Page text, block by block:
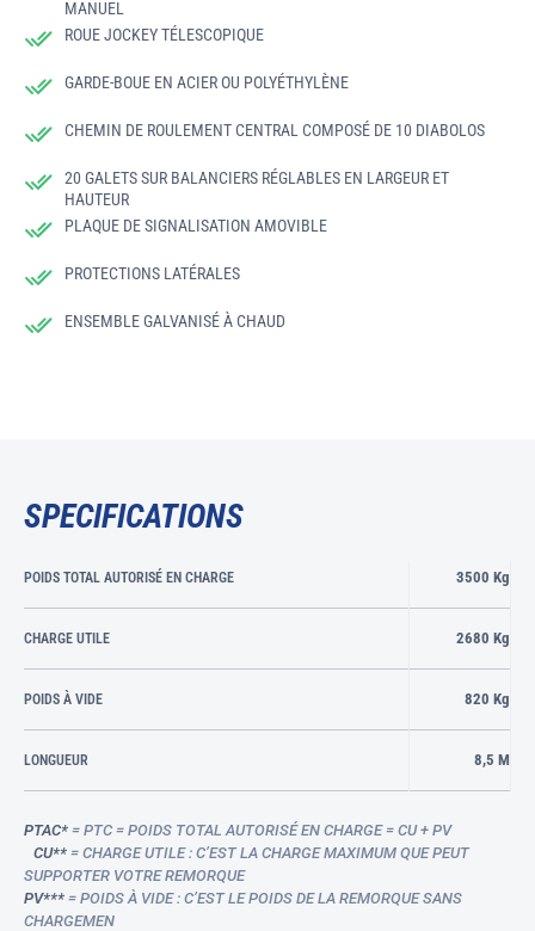
MANUEL
ROUE JOCKEY TÉLESCOPIQUE
GARDE-BOUE EN ACIER OU POLYÉTHYLÈNE
CHEMIN DE ROULEMENT CENTRAL COMPOSÉ DE 10 DIABOLOS
20 GALETS SUR BALANCIERS RÉGLABLES EN LARGEUR ET
HAUTEUR
PLAQUE DE SIGNALISATION AMOVIBLE
PROTECTIONS LATÉRALES
ENSEMBLE GALVANISÉ À CHAUD
SPECIFICATIONS
POIDS TOTAL AUTORISÉ EN CHARGE 3500 Kg
CHARGE UTILE 2680 Kg
POIDS À VIDE 820 Kg
LONGUEUR 8,5 M
PTAC* = PTC = POIDS TOTAL AUTORISÉ EN CHARGE = CU + PV
CU** = CHARGE UTILE : C’EST LA CHARGE MAXIMUM QUE PEUT
SUPPORTER VOTRE REMORQUE
PV*** = POIDS À VIDE : C’EST LE POIDS DE LA REMORQUE SANS
CHARGEMEN